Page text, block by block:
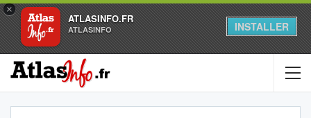
×
ATLASINFO.FR
ATLASINFO INSTALLER